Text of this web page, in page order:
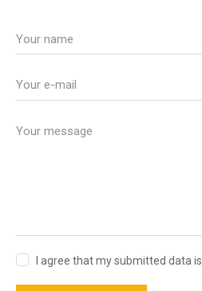
I agree that my submitted data